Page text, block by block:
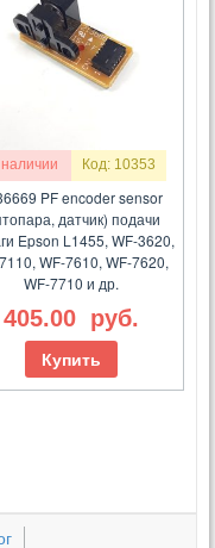
Код: 10353
PF encoder sensor
датчик) подачи
Epson L1455, WF-3620,
WF-7610, WF-7620,
WF-7710 и др.
405.00 руб.
Купить